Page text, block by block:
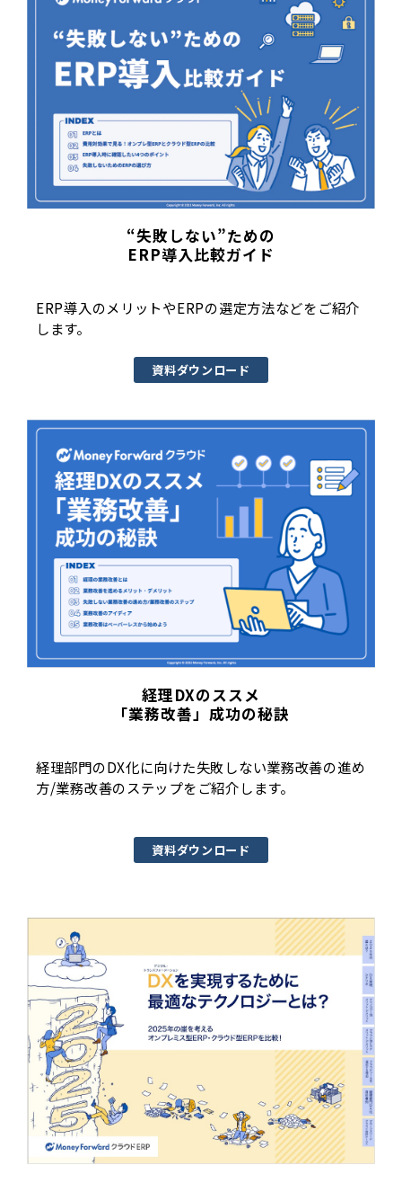
“失敗しない”ための
ERP導入比較ガイド
ERP導入のメリットやERPの選定方法などをご紹介
します。
資料ダウンロード
経理DXのススメ
「業務改善」成功の秘訣
経理部門のDX化に向けた失敗しない業務改善の進め
方/業務改善のステップをご紹介します。
資料ダウンロード